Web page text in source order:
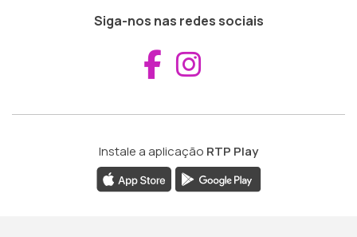
Siga-nos nas redes sociais
Aceder ao
Instale a aplicação RTP Play